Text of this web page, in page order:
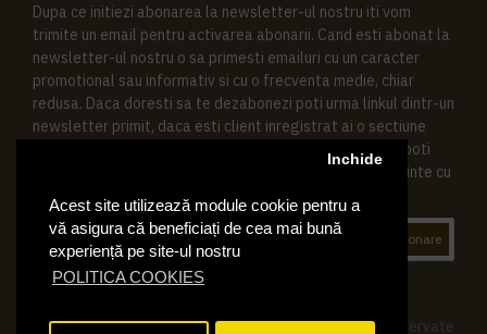
Acest site utilizează module cookie pentru a
vă asigura că beneficiați de cea mai bună
experiență pe site-ul nostru
POLITICA COOKIES
Inchide
Dupa ce initiezi abonarea la newsletter-ul nostru iti vom
trimite un email pentru activarea abonarii. Cand esti abonat la
newsletter-ul nostru o sa primesti emailuri cu un caracter
promotional sau informativ si cu o frecventa medie, chiar
redusa. Daca doresti sa te dezabonezi poti urma linkul dintr-un
newsletter primit, daca esti client inregistrat ai o sectiune
speciala in contul tau in acest scop, si de asemenea ne poti
contacta oricand pe email pentru orice intrebari sau cerinte cu
Abonare
© 2019 Ktering.ro , Toate drepturile rezervate